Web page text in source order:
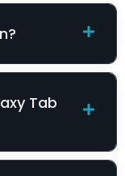
Tab